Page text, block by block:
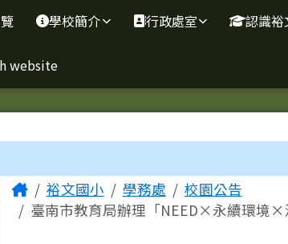
民小學
學校簡介 行政處室 認識裕
website
主內容區域
Home裕文國小 學務處
校園公告
臺南市教育局辦理「NEED×永續環境×